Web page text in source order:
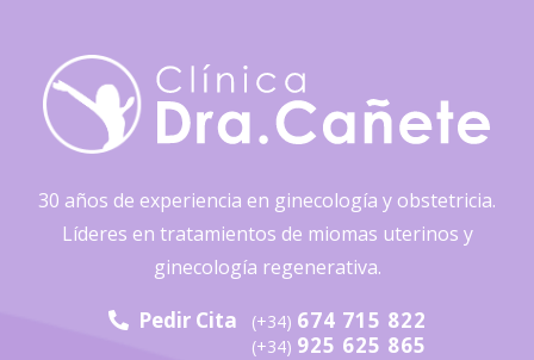
30 años de experiencia en ginecología y obstetricia.
Líderes en tratamientos de miomas uterinos y
ginecología regenerativa.
Pedir Cita (+34) 674 715 822
(+34) 925 625 865